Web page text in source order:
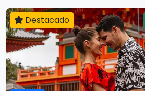
Destacado